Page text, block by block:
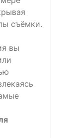
съёмки.
вы